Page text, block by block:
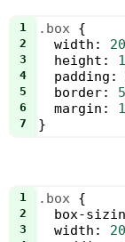
1 .box {
2 width :
3 height :
4 padding :
5 border:
6 margin :
7 }
1 .box {
2 box-
3 width :